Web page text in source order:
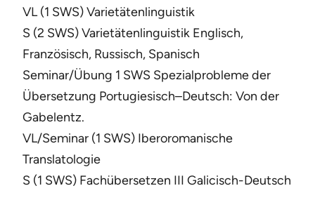
VL (1 SWS) Varietätenlinguistik
S (2 SWS) Varietätenlinguistik Englisch,
Französisch, Russisch, Spanisch
Seminar/Übung 1 SWS Spezialprobleme der
Übersetzung Portugiesisch–Deutsch: Von der
Gabelentz.
VL/Seminar (1 SWS) Iberoromanische
Translatologie
S (1 SWS) Fachübersetzen III Galicisch-Deutsch